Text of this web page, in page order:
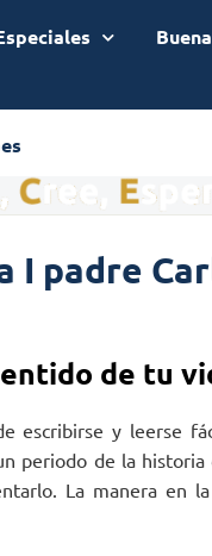
I padre
de tu
escribirse y leerse
periodo de la
La manera en